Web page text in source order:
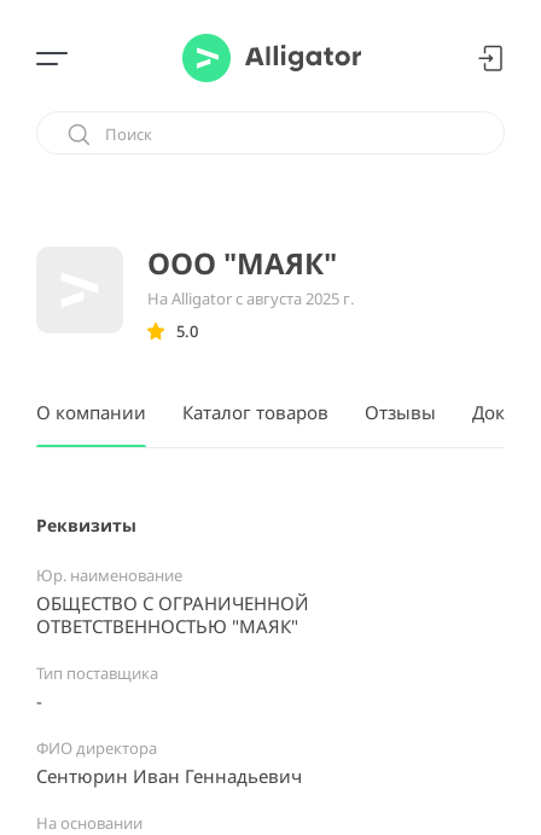
ООО "МАЯК"
На Alligator с августа 2025 г.
5.0
О компании Каталог товаров Отзывы
Реквизиты
Юр. наименование
ОБЩЕСТВО С ОГРАНИЧЕННОЙ
ОТВЕТСТВЕННОСТЬЮ "МАЯК"
Тип поставщика
-
ФИО директора
Сентюрин Иван Геннадьевич
На основании